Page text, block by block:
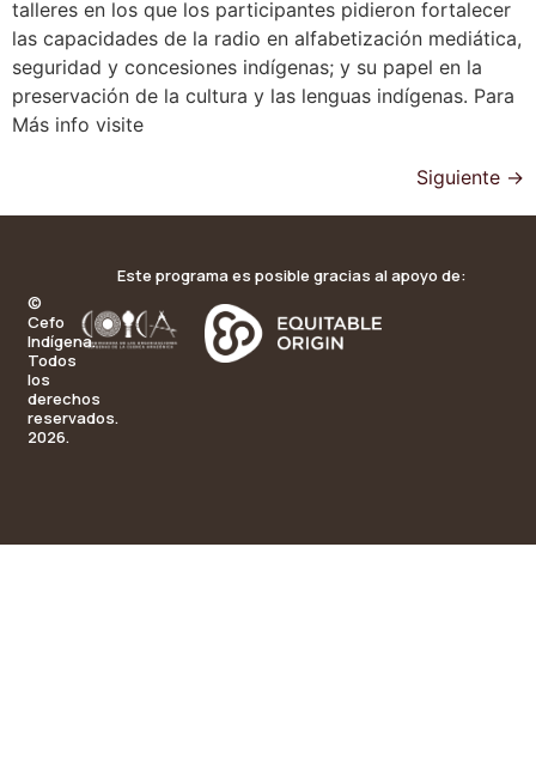
talleres en los que los participantes pidieron fortalecer
las capacidades de la radio en alfabetización mediática,
seguridad y concesiones indígenas; y su papel en la
preservación de la cultura y las lenguas indígenas. Para
Más info visite
Siguiente →
©
Cefo
Indígena.
Todos
los
derechos
reservados.
2026.
Este programa es posible gracias al apoyo de: